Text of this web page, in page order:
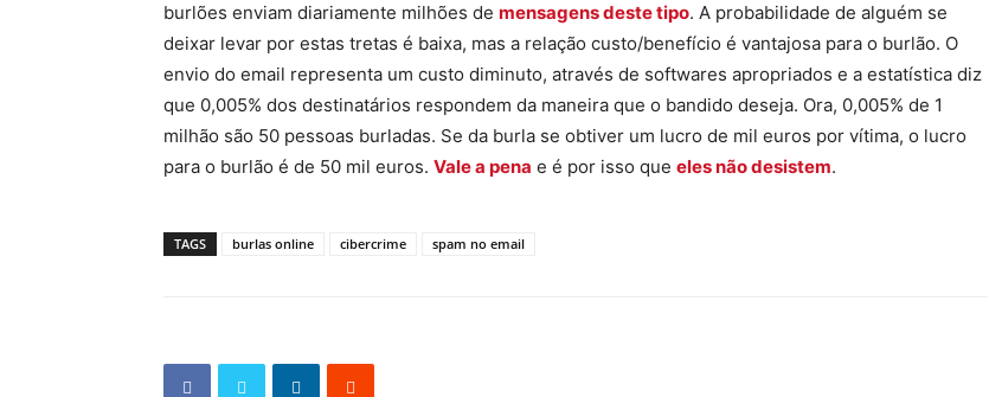
burlões enviam diariamente milhões de mensagens deste tipo. A probabilidade de alguém se
deixar levar por estas tretas é baixa, mas a relação custo/benefício é vantajosa para o burlão. O
envio do email representa um custo diminuto, através de softwares apropriados e a estatística diz
que 0,005% dos destinatários respondem da maneira que o bandido deseja. Ora, 0,005% de 1
milhão são 50 pessoas burladas. Se da burla se obtiver um lucro de mil euros por vítima, o lucro
para o burlão é de 50 mil euros. Vale a pena e é por isso que eles não desistem.
TAGS burlas online cibercrime spam no email